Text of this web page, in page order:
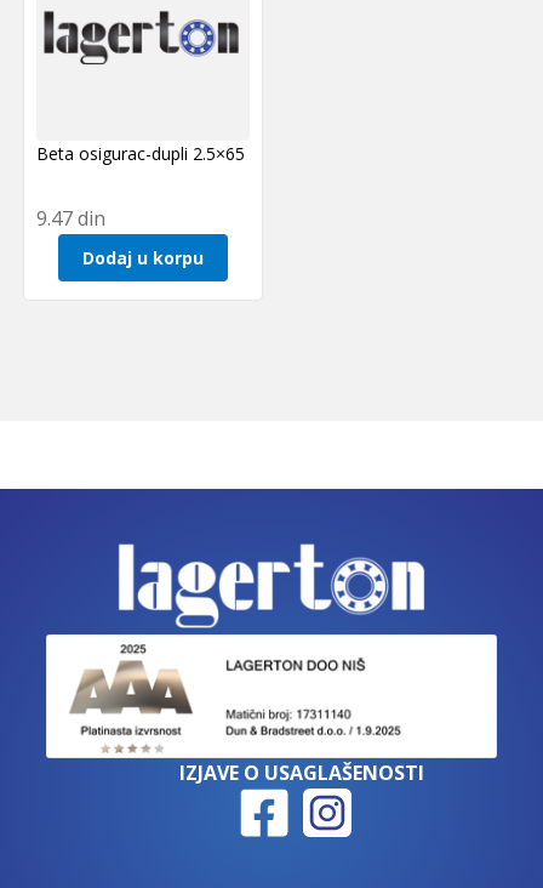
Beta osigurac-dupli 2.5×65
9.47din
Dodaj u korpu
IZJAVE O USAGLAŠENOSTI